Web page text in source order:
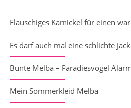
Flauschiges Karnickel für einen
Es darf auch mal eine schlichte
Bunte Melba – Paradiesvogel Alarm
Mein Sommerkleid Melba